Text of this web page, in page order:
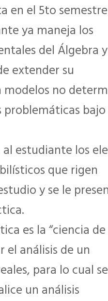
en el 5to
ya maneja los
del Álgebra
extender su
no
bajo
estudiante los
que rigen
y se le
es la “ciencia
el análisis de un
para lo cual
un análisis